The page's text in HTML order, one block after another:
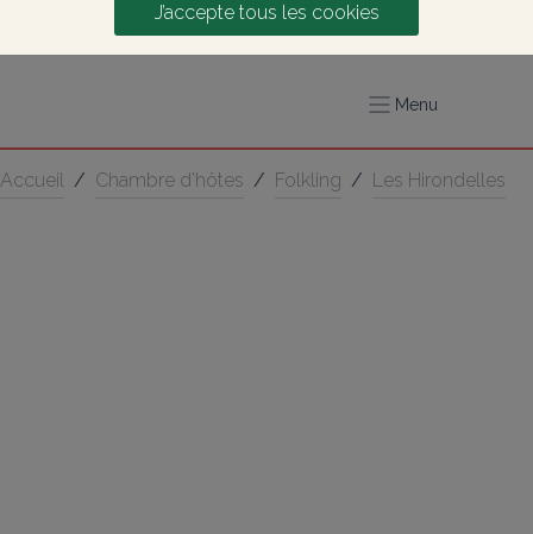
J’accepte tous les cookies
Menu
Accueil / Chambre d’hôtes / Folkling / Les Hirondelles